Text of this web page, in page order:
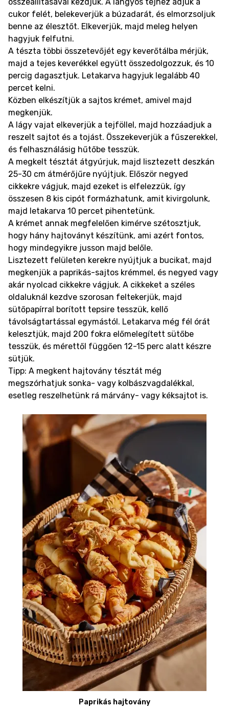
cukor felét, belekeverjük a búzadarát, és elmorzsoljuk
benne az élesztőt. Elkeverjük, majd meleg helyen
hagyjuk felfutni.
A tészta többi összetevőjét egy keverőtálba mérjük,
majd a tejes keverékkel együtt összedolgozzuk, és 10
percig dagasztjuk. Letakarva hagyjuk legalább 40
percet kelni.
Közben elkészítjük a sajtos krémet, amivel majd
megkenjük.
A lágy vajat elkeverjük a tejföllel, majd hozzáadjuk a
reszelt sajtot és a tojást. Összekeverjük a fűszerekkel,
és felhasználásig hűtőbe tesszük.
A megkelt tésztát átgyúrjuk, majd lisztezett deszkán
25-30 cm átmérőjűre nyújtjuk. Először negyed
cikkekre vágjuk, majd ezeket is elfelezzük, így
összesen 8 kis cipót formázhatunk, amit kivirgolunk,
majd letakarva 10 percet pihentetünk.
A krémet annak megfelelően kimérve szétosztjuk,
hogy hány hajtoványt készítünk, ami azért fontos,
hogy mindegyikre jusson majd belőle.
Lisztezett felületen kerekre nyújtjuk a bucikat, majd
megkenjük a paprikás-sajtos krémmel, és negyed vagy
akár nyolcad cikkekre vágjuk. A cikkeket a széles
oldaluknál kezdve szorosan feltekerjük, majd
sütőpapírral borított tepsire tesszük, kellő
távolságtartással egymástól. Letakarva még fél órát
kelesztjük, majd 200 fokra előmelegített sütőbe
tesszük, és mérettől függően 12-15 perc alatt készre
sütjük.
Tipp: A megkent hajtovány tésztát még
megszórhatjuk sonka- vagy kolbászvagdalékkal,
esetleg reszelhetünk rá márvány- vagy kéksajtot is.
Paprikás hajtovány